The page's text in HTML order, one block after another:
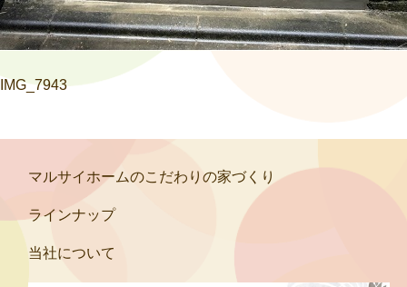
IMG_7943
マルサイホームのこだわりの家づくり
ラインナップ
当社について